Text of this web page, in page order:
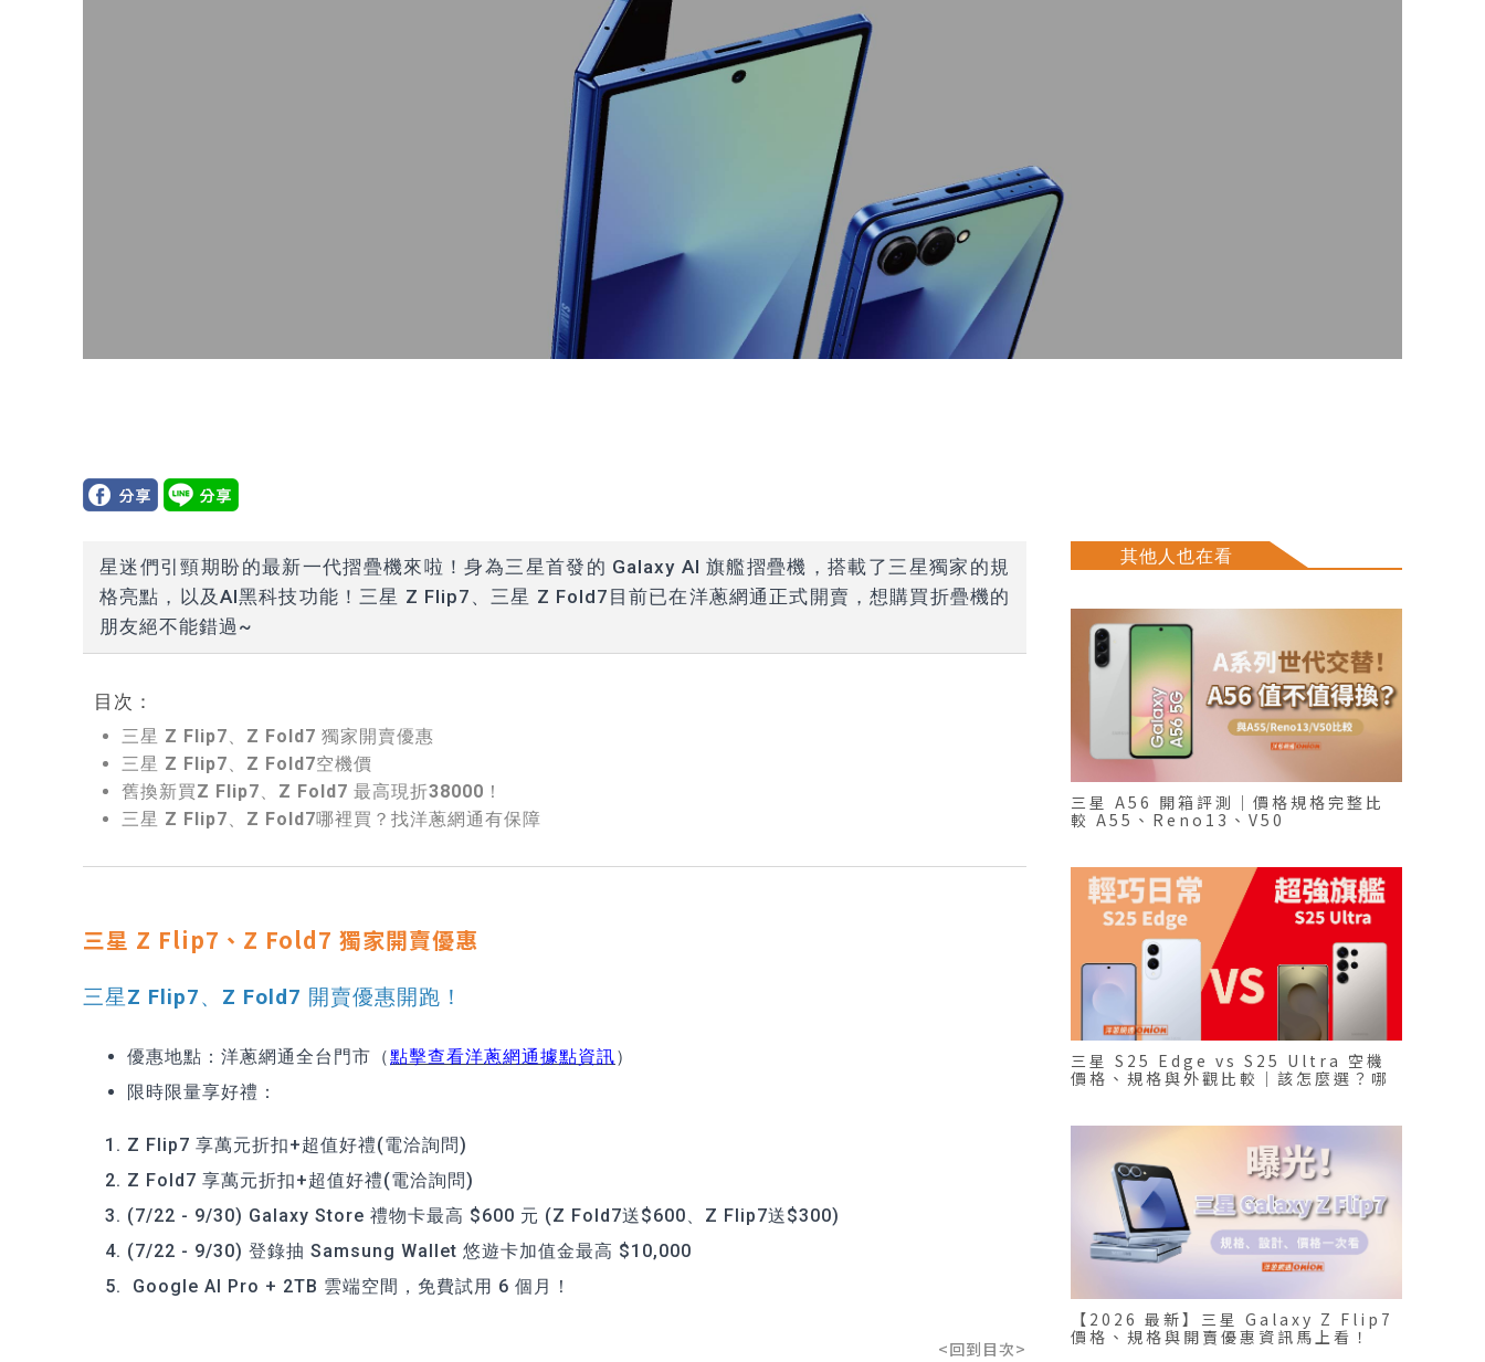
星迷們引頸期盼的最新一代摺疊機來啦！身為三星首發的 Galaxy AI 旗艦摺疊機，搭載了三星獨家的規
格亮點，以及AI黑科技功能！三星 Z Flip7、三星 Z Fold7目前已在洋蔥網通正式開賣，想購買折疊機的
朋友絕不能錯過~
目次：
三星 Z Flip7、Z Fold7 獨家開賣優惠
三星 Z Flip7、Z Fold7空機價
舊換新買Z Flip7、Z Fold7 最高現折38000！
三星 Z Flip7、Z Fold7哪裡買？找洋蔥網通有保障
三星 Z Flip7、Z Fold7 獨家開賣優惠
三星Z Flip7、Z Fold7 開賣優惠開跑！
優惠地點：洋蔥網通全台門市（點擊查看洋蔥網通據點資訊）
限時限量享好禮：
Z Flip7 享萬元折扣+超值好禮(電洽詢問)
Z Fold7 享萬元折扣+超值好禮(電洽詢問)
(7/22 - 9/30) Galaxy Store 禮物卡最高 $600 元 (Z Fold7送$600、Z Flip7送$300)
(7/22 - 9/30) 登錄抽 Samsung Wallet 悠遊卡加值金最高 $10,000
Google AI Pro + 2TB 雲端空間，免費試用 6 個月！
<回到目次>
其他人也在看
三星 A56 開箱評測｜價格規格完整比
較 A55、Reno13、V50
三星 S25 Edge vs S25 Ultra 空機
價格、規格與外觀比較｜該怎麼選？哪
【2026 最新】三星 Galaxy Z Flip7
價格、規格與開賣優惠資訊馬上看！